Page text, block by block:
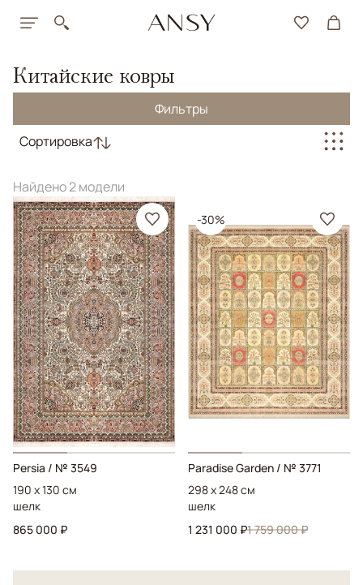
Китайские ковры
Фильтры
Сортировка
Найдено 2 модели
Persia / № 3549
190 x 130 см
шелк
865 000 ₽
-30%
Paradise Garden / № 3771
298 x 248 см
шелк
1 231 000 ₽1 759 000 ₽